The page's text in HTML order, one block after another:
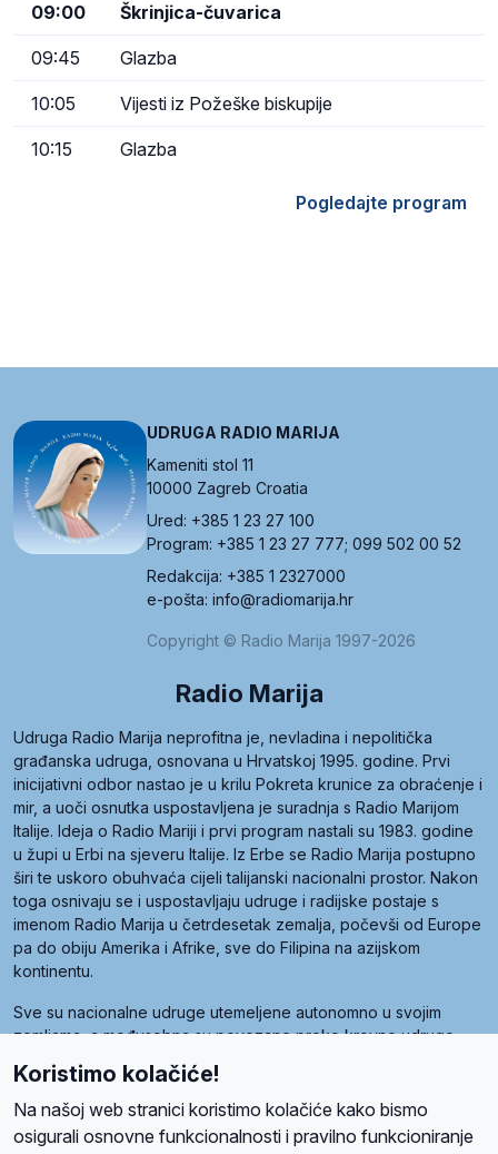
09:00 Škrinjica-čuvarica
09:45 Glazba
10:05 Vijesti iz Požeške biskupije
10:15 Glazba
Pogledajte program
UDRUGA RADIO MARIJA
Kameniti stol 11
10000 Zagreb Croatia
Ured: +385 1 23 27 100
Program: +385 1 23 27 777; 099 502 00 52
Redakcija: +385 1 2327000
e-pošta: info@radiomarija.hr
Copyright © Radio Marija 1997-2026
Radio Marija
Udruga Radio Marija neprofitna je, nevladina i nepolitička
građanska udruga, osnovana u Hrvatskoj 1995. godine. Prvi
inicijativni odbor nastao je u krilu Pokreta krunice za obraćenje i
mir, a uoči osnutka uspostavljena je suradnja s Radio Marijom
Italije. Ideja o Radio Mariji i prvi program nastali su 1983. godine
u župi u Erbi na sjeveru Italije. Iz Erbe se Radio Marija postupno
širi te uskoro obuhvaća cijeli talijanski nacionalni prostor. Nakon
toga osnivaju se i uspostavljaju udruge i radijske postaje s
imenom Radio Marija u četrdesetak zemalja, počevši od Europe
pa do obiju Amerika i Afrike, sve do Filipina na azijskom
kontinentu.
Sve su nacionalne udruge utemeljene autonomno u svojim
zemljama, a međusobna su povezane preko krovne udruge
Radio Maria). Svjetsku obitelj utemeljilo je sedam članica, među
kojima je i hrvatska Udruga Radio Marija.
Koristimo kolačiće!
Na našoj web stranici koristimo kolačiće kako bismo
osigurali osnovne funkcionalnosti i pravilno funkcioniranje